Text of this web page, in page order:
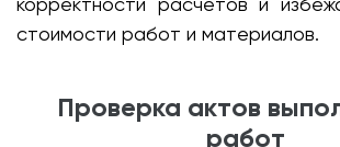
стоимости работ и материалов.
Проверка актов
работ